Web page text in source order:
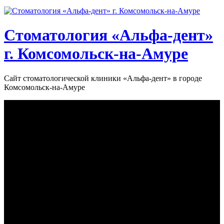
Стоматология «‎Альфа-дент»‎
г. Комсомольск-на-Амуре
Сайт стоматологической клиники «‎Альфа-дент» в городе
Комсомольск-на-Амуре